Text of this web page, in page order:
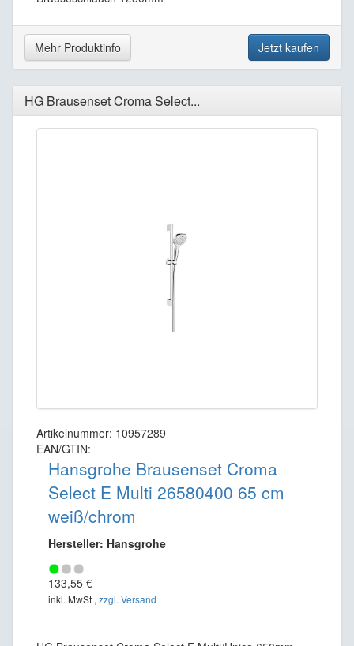
Mehr Produktinfo Jetzt kaufen
HG Brausenset Croma Select...
Artikelnummer: 10957289
EAN/GTIN:
Hansgrohe Brausenset Croma
Select E Multi 26580400 65 cm
weiß/chrom
Hersteller: Hansgrohe
133,55 €
inkl. MwSt , zzgl. Versand